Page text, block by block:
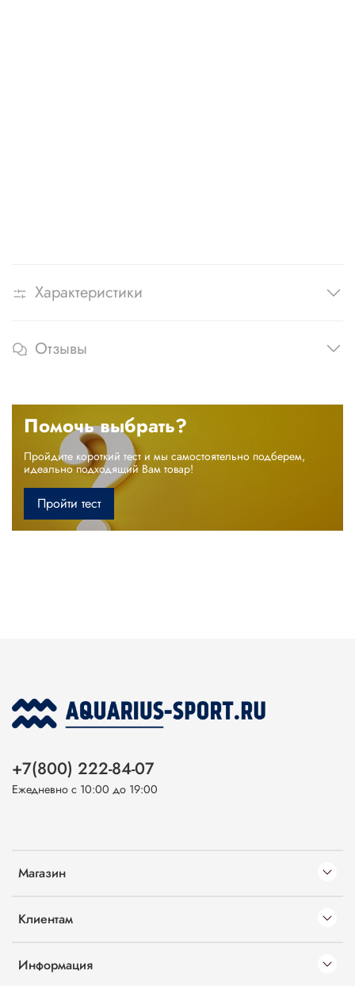
Характеристики
Отзывы
Помочь выбрать?
Пройдите короткий тест и мы самостоятельно подберем,
идеально подходящий Вам товар!
Пройти тест
Магазин
Клиентам
Информация
+7(800) 222-84-07
Ежедневно с 10:00 до 19:00